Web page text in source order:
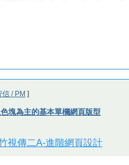
/ PM ]
塊為主的基本單欄網頁版型
視傳二A-進階網頁設計